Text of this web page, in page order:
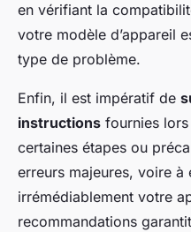
en vérifiant la
votre modèle d’appareil
type de problème.
Enfin, il est impératif de
instructions fournies
certaines étapes ou
erreurs majeures, voire à
irrémédiablement votre
recommandations